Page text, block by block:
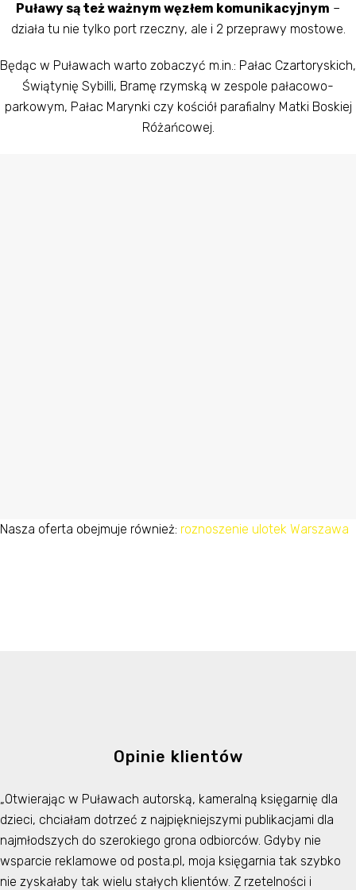
Puławy są też ważnym węzłem komunikacyjnym –
działa tu nie tylko port rzeczny, ale i 2 przeprawy mostowe.
Będąc w Puławach warto zobaczyć m.in.: Pałac Czartoryskich,
Świątynię Sybilli, Bramę rzymską w zespole pałacowo-
parkowym, Pałac Marynki czy kościół parafialny Matki Boskiej
Różańcowej.
Nasza oferta obejmuje również: roznoszenie ulotek Warszawa
Opinie klientów
„Otwierając w Puławach autorską, kameralną księgarnię dla
dzieci, chciałam dotrzeć z najpiękniejszymi publikacjami dla
najmłodszych do szerokiego grona odbiorców. Gdyby nie
wsparcie reklamowe od posta.pl, moja księgarnia tak szybko
nie zyskałaby tak wielu stałych klientów. Z rzetelności i